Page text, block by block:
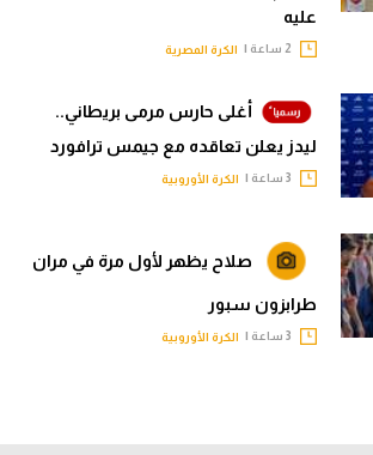
عليه
الكرة المصرية
أغلى حارس مرمى بريطاني..
ليدز يعلن تعاقده مع جيمس ترافورد
الكرة الأوروبية
صلاح يظهر لأول مرة في مران
طرابزون سبور
الكرة الأوروبية